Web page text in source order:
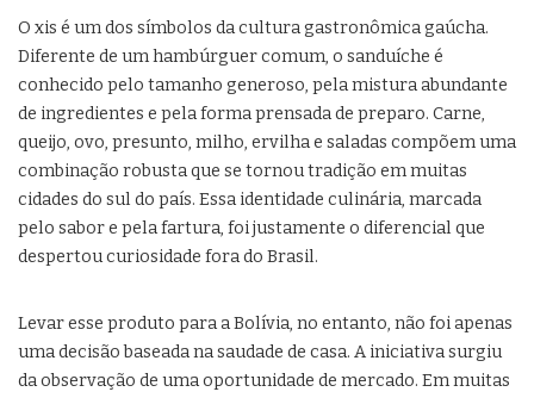
O xis é um dos símbolos da cultura gastronômica gaúcha.
Diferente de um hambúrguer comum, o sanduíche é
conhecido pelo tamanho generoso, pela mistura abundante
de ingredientes e pela forma prensada de preparo. Carne,
queijo, ovo, presunto, milho, ervilha e saladas compõem uma
combinação robusta que se tornou tradição em muitas
cidades do sul do país. Essa identidade culinária, marcada
pelo sabor e pela fartura, foi justamente o diferencial que
despertou curiosidade fora do Brasil.
Levar esse produto para a Bolívia, no entanto, não foi apenas
uma decisão baseada na saudade de casa. A iniciativa surgiu
da observação de uma oportunidade de mercado. Em muitas